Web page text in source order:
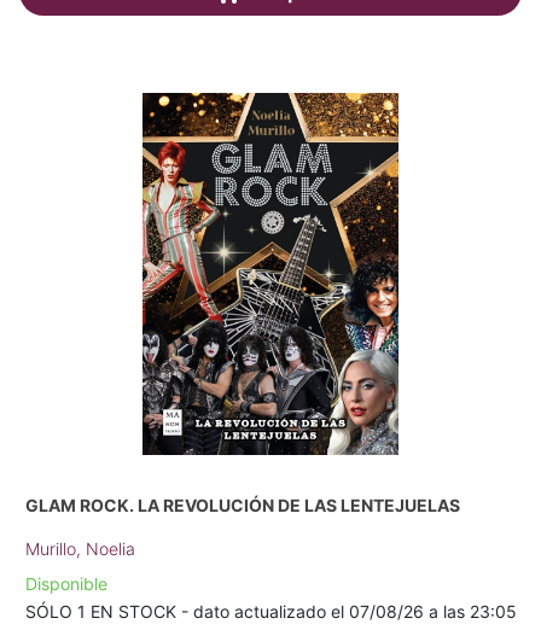
GLAM ROCK. LA REVOLUCIÓN DE LAS LENTEJUELAS
Murillo, Noelia
Disponible
SÓLO 1 EN STOCK - dato actualizado el 07/08/26 a las 23:05